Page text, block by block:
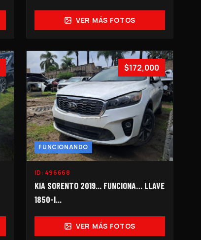
VER MÁS FOTOS
$172,000
FUNCIONANDO
ID: 496668
KIA SORENTO 2019... FUNCIONA… LLAVE
1850-I...
VER MÁS FOTOS